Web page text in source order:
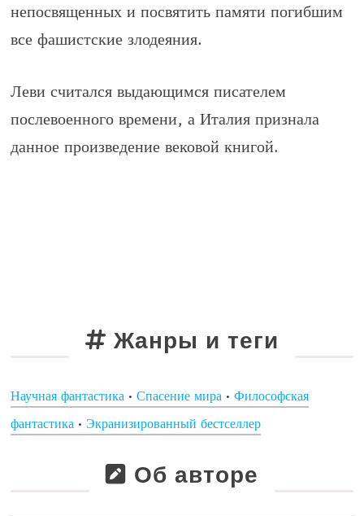
непосвященных и посвятить памяти погибшим
все фашистские злодеяния.
Леви считался выдающимся писателем
послевоенного времени, а Италия признала
данное произведение вековой книгой.
Жанры и теги
Научная фантастика •Спасение мира •Философская
фантастика •Экранизированный бестселлер
Об авторе